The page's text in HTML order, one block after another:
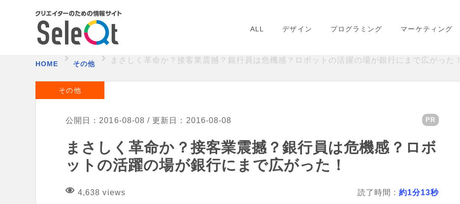
ALL デザイン プログラミング マーケティング
HOME その他 まさしく革命か？接客業震撼？銀行員は危機感？ロボットの活躍の場が銀行にまで広がった！
その他
公開日：2016-08-08 / 更新日：2016-08-08 PR
まさしく革命か？接客業震撼？銀行員は危機感？ロボ
ットの活躍の場が銀行にまで広がった！
4,638 views 読了時間 : 約1分13秒